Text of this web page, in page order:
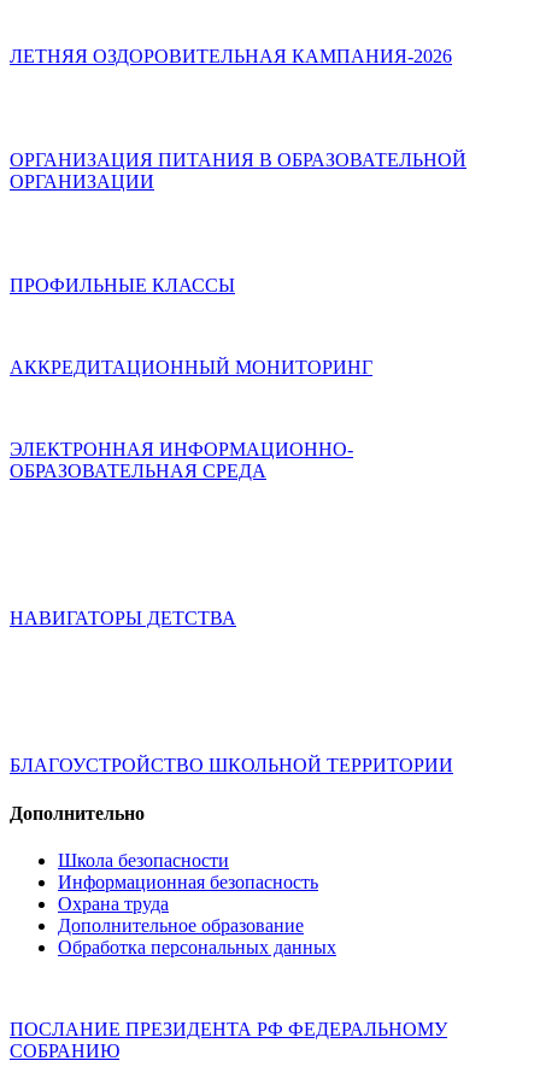
ЛЕТНЯЯ ОЗДОРОВИТЕЛЬНАЯ КАМПАНИЯ-2026
ОРГАНИЗАЦИЯ ПИТАНИЯ В ОБРАЗОВАТЕЛЬНОЙ
ОРГАНИЗАЦИИ
ПРОФИЛЬНЫЕ КЛАССЫ
АККРЕДИТАЦИОННЫЙ МОНИТОРИНГ
ЭЛЕКТРОННАЯ ИНФОРМАЦИОННО-
ОБРАЗОВАТЕЛЬНАЯ СРЕДА
НАВИГАТОРЫ ДЕТСТВА
БЛАГОУСТРОЙСТВО ШКОЛЬНОЙ ТЕРРИТОРИИ
Дополнительно
Школа безопасности
Информационная безопасность
Охрана труда
Дополнительное образование
Обработка персональных данных
ПОСЛАНИЕ ПРЕЗИДЕНТА РФ ФЕДЕРАЛЬНОМУ
СОБРАНИЮ